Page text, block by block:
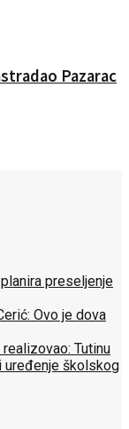
Pazarac
preseljenje
Ovo je dova
Tutinu
uređenje školskog